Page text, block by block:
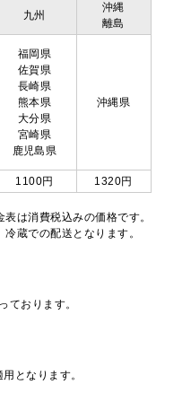
九州
沖縄
離島
福岡県
佐賀県
長崎県
熊本県
大分県
宮崎県
鹿児島県
沖縄県
1100円 1320円
は消費税込みの価格です。
蔵での配送となります。
ております。
となります。